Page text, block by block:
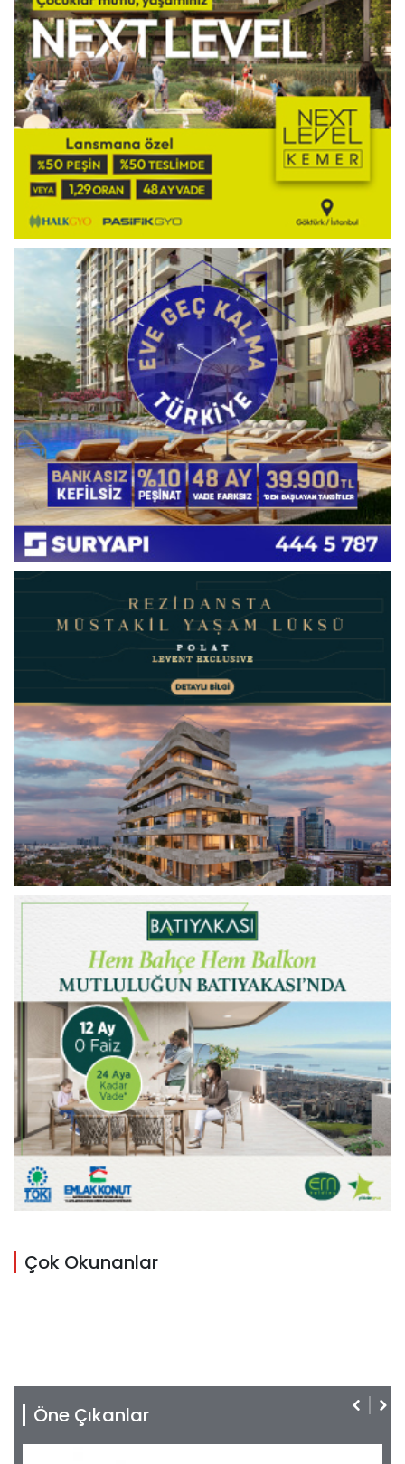
Çok Okunanlar
Öne Çıkanlar